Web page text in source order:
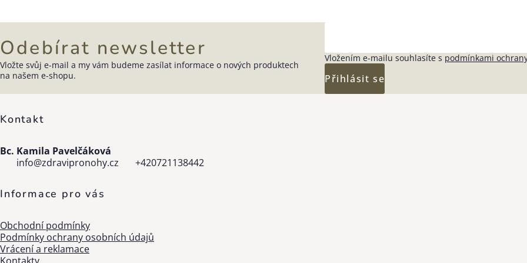
Zápatí
Kontakt
Bc. Kamila Pavelčáková
info@zdravipronohy.cz +420721138442
Informace pro vás
Obchodní podmínky
Podmínky ochrany osobních údajů
Vrácení a reklamace
Odebírat newsletter
Vložte svůj e-mail a my vám budeme zasílat informace o nových produktech
na našem e-shopu.
Vložením e-mailu souhlasíte s podmínkami
Přihlásit se